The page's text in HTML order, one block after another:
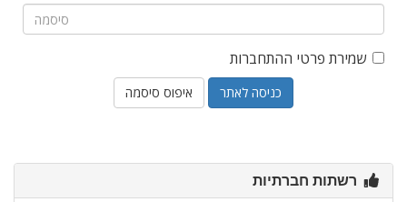
שמירת פרטי ההתחברות
איפוס סיסמה
רשתות חברתיות